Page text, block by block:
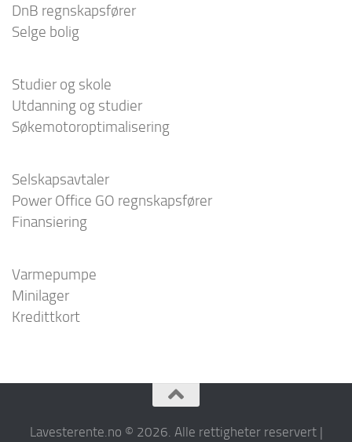
DnB regnskapsfører
Selge bolig
Studier og skole
Utdanning og studier
Søkemotoroptimalisering
Selskapsavtaler
Power Office GO regnskapsfører
Finansiering
Varmepumpe
Minilager
Kredittkort
Lavesterente.no © 2026. Alle rettigheter reservert |